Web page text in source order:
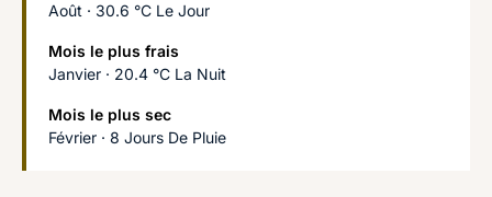
Août · 30.6 °C Le Jour
Mois le plus frais
Janvier · 20.4 °C La Nuit
Mois le plus sec
Février · 8 Jours De Pluie